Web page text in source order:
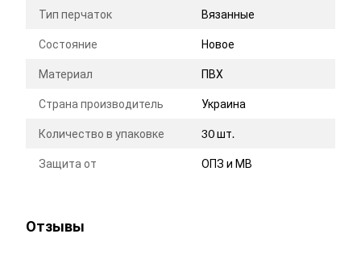
Тип перчаток Вязанные
Состояние Новое
Материал ПВХ
Страна производитель Украина
Количество в упаковке 30 шт.
Защита от ОПЗ и МВ
Отзывы